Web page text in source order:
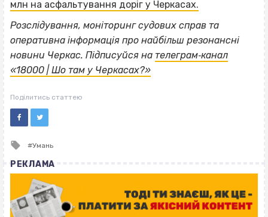
млн на асфальтування доріг у Черкасах.
Розслідування, моніторинг судових справ та
оперативна інформація про найбільш резонансні
новини Черкас. Підписуйся на телеграм‐канал
«18000 | Шо там у Черкасах?»
Поділитись статтею
Tagged
Умань
РЕКЛАМА